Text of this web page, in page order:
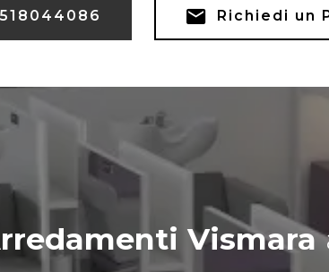
Richiedi un
Vismara